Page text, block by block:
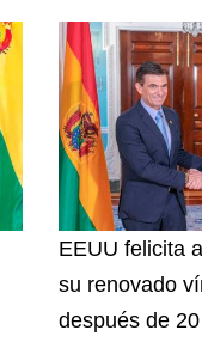
EEUU felicita
su renovado
después de